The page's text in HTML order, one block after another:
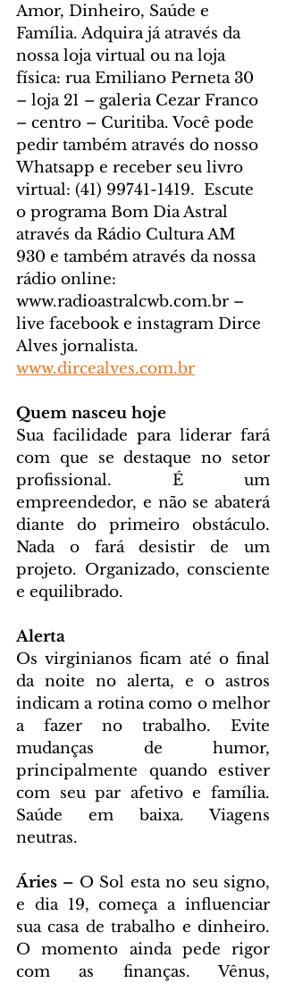
Amor, Dinheiro, Saúde e
Família. Adquira já através da
nossa loja virtual ou na loja
física: rua Emiliano Perneta 30
– loja 21 – galeria Cezar Franco
– centro – Curitiba. Você pode
pedir também através do nosso
Whatsapp e receber seu livro
virtual: (41) 99741-1419. Escute
o programa Bom Dia Astral
através da Rádio Cultura AM
930 e também através da nossa
rádio online:
www.radioastralcwb.com.br –
live facebook e instagram Dirce
Alves jornalista.
www.dircealves.com.br
Quem nasceu hoje
Sua facilidade para liderar fará
com que se destaque no setor
profissional. É um
empreendedor, e não se abaterá
diante do primeiro obstáculo.
Nada o fará desistir de um
projeto. Organizado, consciente
e equilibrado.
Alerta
Os virginianos ficam até o final
da noite no alerta, e o astros
indicam a rotina como o melhor
a fazer no trabalho. Evite
mudanças de humor,
principalmente quando estiver
com seu par afetivo e família.
Saúde em baixa. Viagens
neutras.
Áries – O Sol esta no seu signo,
e dia 19, começa a influenciar
sua casa de trabalho e dinheiro.
O momento ainda pede rigor
com as finanças. Vênus,